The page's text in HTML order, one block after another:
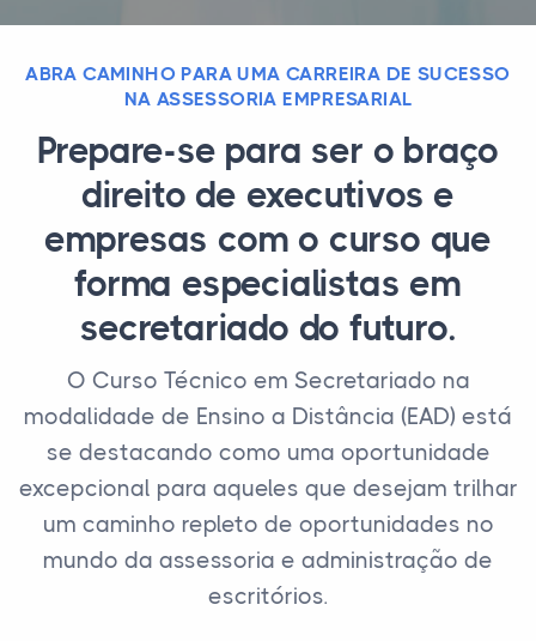
ABRA CAMINHO PARA UMA CARREIRA DE SUCESSO
NA ASSESSORIA EMPRESARIAL
Prepare-se para ser o braço
direito de executivos e
empresas com o curso que
forma especialistas em
secretariado do futuro.
O Curso Técnico em Secretariado na
modalidade de Ensino a Distância (EAD) está
se destacando como uma oportunidade
excepcional para aqueles que desejam trilhar
um caminho repleto de oportunidades no
mundo da assessoria e administração de
escritórios.